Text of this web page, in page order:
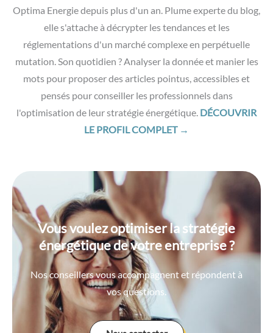
Optima Energie depuis plus d'un an. Plume experte du blog,
elle s'attache à décrypter les tendances et les
réglementations d'un marché complexe en perpétuelle
mutation. Son quotidien ? Analyser la donnée et manier les
mots pour proposer des articles pointus, accessibles et
pensés pour conseiller les professionnels dans
l'optimisation de leur stratégie énergétique. DÉCOUVRIR
LE PROFIL COMPLET →
Vous voulez optimiser la stratégie
énergétique de votre entreprise ?
Nos conseillers vous accompagnent et répondent à
vos questions.